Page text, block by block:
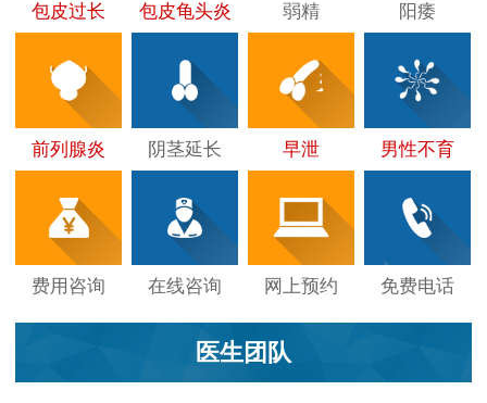
包皮过长 包皮龟头炎 弱精 阳痿
前列腺炎 阴茎延长 早泄 男性不育
费用咨询 在线咨询 网上预约 免费电话
医生团队